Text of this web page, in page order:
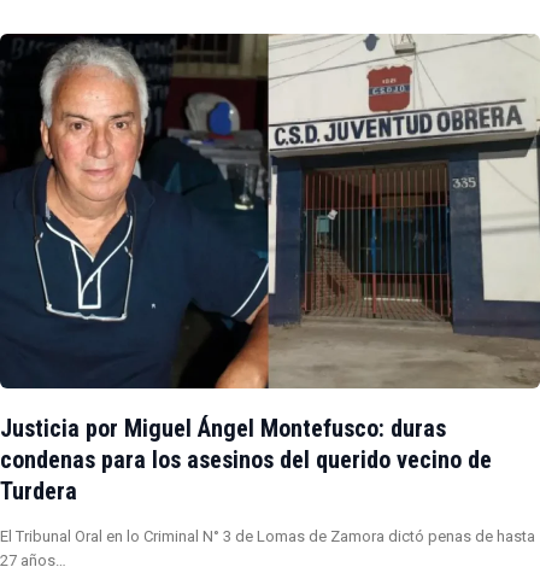
Justicia por Miguel Ángel Montefusco: duras
condenas para los asesinos del querido vecino de
Turdera
El Tribunal Oral en lo Criminal N° 3 de Lomas de Zamora dictó penas de hasta
27 años…